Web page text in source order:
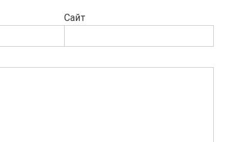
Сайт